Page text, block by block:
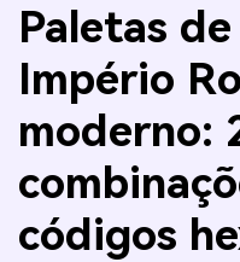
Paletas
Império
moderno:
códigos